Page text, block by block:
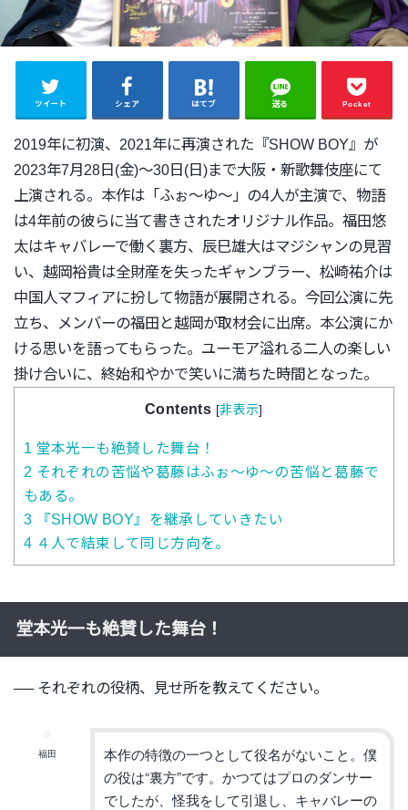
ツイート シェア はてブ 送る Pocket
2019年に初演、2021年に再演された『SHOW BOY』が
2023年7月28日(金)〜30日(日)まで大阪・ 新歌舞伎座にて
上演される。本作は「ふぉ〜ゆ〜」 の4人が主演で、 物語
は4年前の彼らに当て書きされたオリジナル作品。 福田悠
太はキャバレーで働く裏方、 辰巳雄大はマジシャンの見習
い、 越岡裕貴は全財産を失ったギャンブラー、 松崎祐介は
中国人マフィアに扮して物語が展開される。 今回公演に先
立ち、メンバーの福田と越岡が取材会に出席。 本公演にか
ける思いを語ってもらった。 ユーモア溢れる二人の楽しい
掛け合いに、 終始和やかで笑いに満ちた時間となった。
Contents [非表示]
1 堂本光一も絶賛した舞台！
2 それぞれの苦悩や葛藤はふぉ〜ゆ〜の苦悩と葛藤で
もある。
3 『SHOW BOY』を継承していきたい
4 ４人で結束して同じ方向を。
堂本光一も絶賛した舞台！
──それぞれの役柄、見せ所を教えてください。
福田
本作の特徴の一つとして役名がないこと。僕
の役は“裏方”です。 かつてはプロのダンサー
でしたが、怪我をして引退し、 キャバレーの